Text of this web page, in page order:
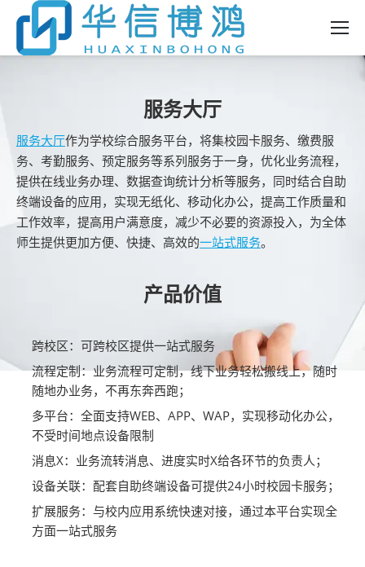
服务大厅
服务大厅作为学校综合服务平台，将集校园卡服务、缴费服
务、考勤服务、预定服务等系列服务于一身，优化业务流程，
提供在线业务办理、数据查询统计分析等服务，同时结合自助
终端设备的应用，实现无纸化、移动化办公，提高工作质量和
工作效率，提高用户满意度，减少不必要的资源投入，为全体
师生提供更加方便、快捷、高效的一站式服务。
产品价值
跨校区：可跨校区提供一站式服务
流程定制：业务流程可定制，线下业务轻松搬线上，随时
随地办业务，不再东奔西跑；
多平台：全面支持WEB、APP、WAP，实现移动化办公，
不受时间地点设备限制
消息X：业务流转消息、进度实时X给各环节的负责人；
设备关联：配套自助终端设备可提供24小时校园卡服务；
扩展服务：与校内应用系统快速对接，通过本平台实现全
方面一站式服务